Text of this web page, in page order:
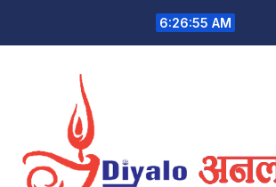
6:26:55 AM